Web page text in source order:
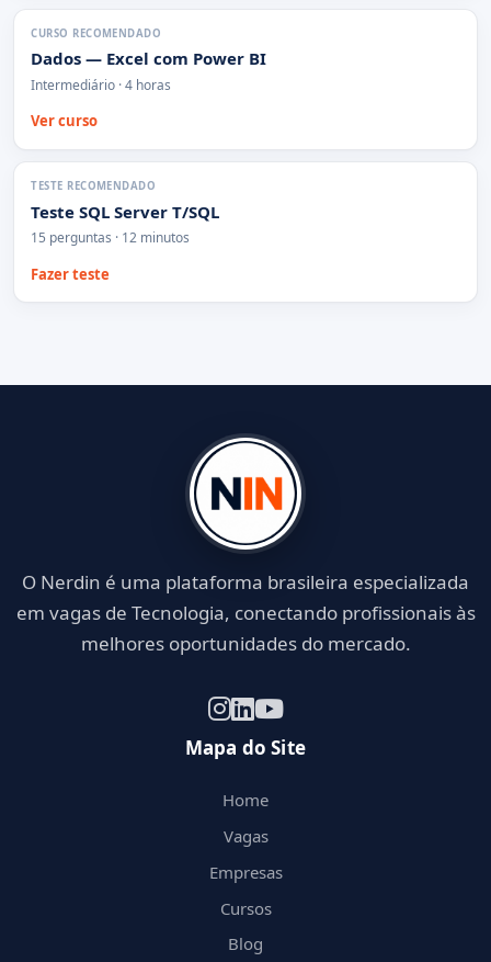
CURSO RECOMENDADO
Dados — Excel com Power BI
Intermediário · 4 horas
Ver curso
TESTE RECOMENDADO
Teste SQL Server T/SQL
15 perguntas · 12 minutos
Fazer teste
O Nerdin é uma plataforma brasileira especializada
em vagas de Tecnologia, conectando profissionais às
melhores oportunidades do mercado.
Mapa do Site
Home
Vagas
Empresas
Cursos
Blog